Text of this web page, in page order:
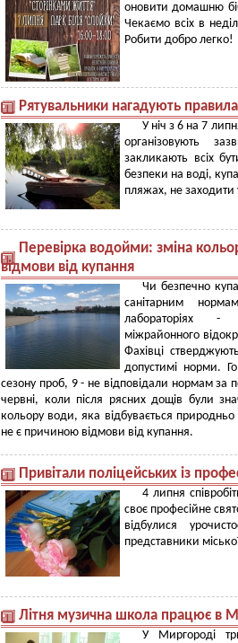
оновити домашню
Чекаємо всіх в
Робити добро легко!
Рятувальники нагадують
У ніч з 6 на 7
організовують
закликають всіх
безпеки на воді,
пляжах, не заходити
Перевірка водойми: зміна
відмови від купання
Чи безпечно
санітарним
лабораторіях -
міжрайонного
Фахівці
допустимі норми.
сезону проб, 9 - не відповідали нормам за
червні, коли після рясних дощів були
кольору води, яка відбувається природньо
не є причиною відмови від купання.
Привітали поліцейських із
4 липня
своє професійне
відбулися
представники
Літня музична школа працює в
У Миргороді